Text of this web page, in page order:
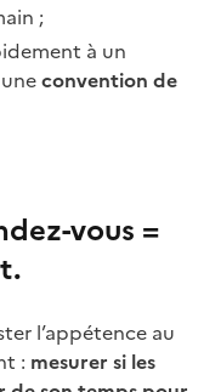
;
à un
convention de
vous =
.
l’appétence au
: mesurer si les